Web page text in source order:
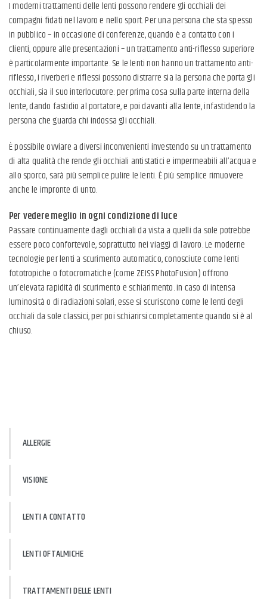
I moderni trattamenti delle lenti possono rendere gli occhiali dei
compagni fidati nel lavoro e nello sport. Per una persona che sta spesso
in pubblico – in occasione di conferenze, quando è a contatto con i
clienti, oppure alle presentazioni – un trattamento anti-riflesso superiore
è particolarmente importante. Se le lenti non hanno un trattamento anti-
riflesso, i riverberi e riflessi possono distrarre sia la persona che porta gli
occhiali, sia il suo interlocutore: per prima cosa sulla parte interna della
lente, dando fastidio al portatore, e poi davanti alla lente, infastidendo la
persona che guarda chi indossa gli occhiali.
È possibile ovviare a diversi inconvenienti investendo su un trattamento
di alta qualità che rende gli occhiali antistatici e impermeabili all’acqua e
allo sporco, sarà più semplice pulire le lenti. È più semplice rimuovere
anche le impronte di unto.
Per vedere meglio in ogni condizione di luce
Passare continuamente dagli occhiali da vista a quelli da sole potrebbe
essere poco confortevole, soprattutto nei viaggi di lavoro. Le moderne
tecnologie per lenti a scurimento automatico, conosciute come lenti
fototropiche o fotocromatiche (come ZEISS PhotoFusion) offrono
un’elevata rapidità di scurimento e schiarimento. In caso di intensa
luminosità o di radiazioni solari, esse si scuriscono come le lenti degli
occhiali da sole classici, per poi schiarirsi completamente quando si è al
chiuso.
ALLERGIE
VISIONE
LENTI A CONTATTO
LENTI OFTALMICHE
TRATTAMENTI DELLE LENTI